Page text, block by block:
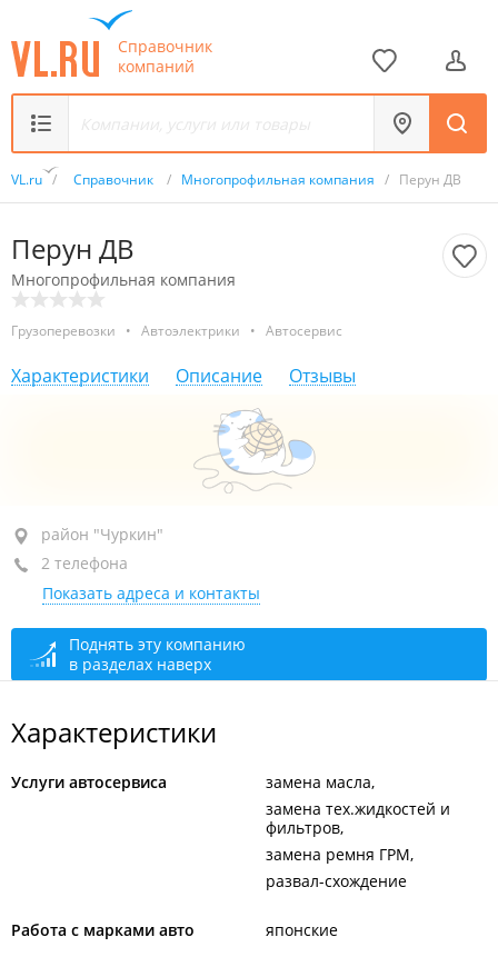
Справочник
компаний
VL.ru / Справочник / Многопрофильная компания / Перун ДВ
Перун ДВ
Многопрофильная компания
Грузоперевозки • Автоэлектрики • Автосервис
Характеристики Описание Отзывы
район "Чуркин", ул. Героев-Тихоокеанцев, 5А стр. 4
+7 914 967-63-62
+7 908 996-90-78
открыто: 10:00–19:00
район "Чуркин"
2 телефона
Показать адреса и контакты
Поднять эту компанию
в разделах наверх
Характеристики
Услуги автосервиса
замена масла
замена тех.жидкостей и
фильтров
замена ремня ГРМ
развал-схождение
Работа с марками авто японские